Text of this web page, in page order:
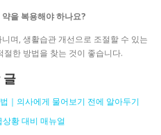
을 복용해야 하나요?
며, 생활습관 개선으로 조절할 수 있는
한 방법을 찾는 것이 좋습니다.
글
｜의사에게 물어보기 전에 알아두기
황 대비 매뉴얼